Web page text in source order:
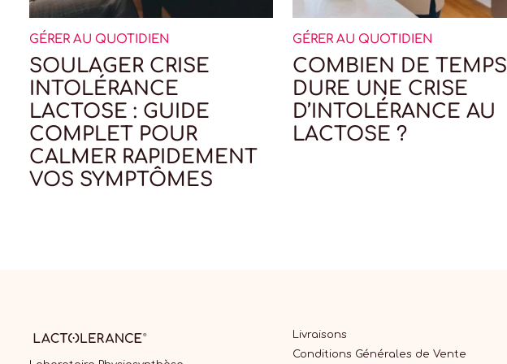
GÉRER AU QUOTIDIEN
SOULAGER CRISE
INTOLÉRANCE
LACTOSE : GUIDE
COMPLET POUR
CALMER RAPIDEMENT
VOS SYMPTÔMES
GÉRER AU QUOTIDIEN
COMBIEN DE TEMPS
DURE UNE CRISE
D’INTOLÉRANCE AU
LACTOSE ?
Livraisons
Conditions Générales de Vente